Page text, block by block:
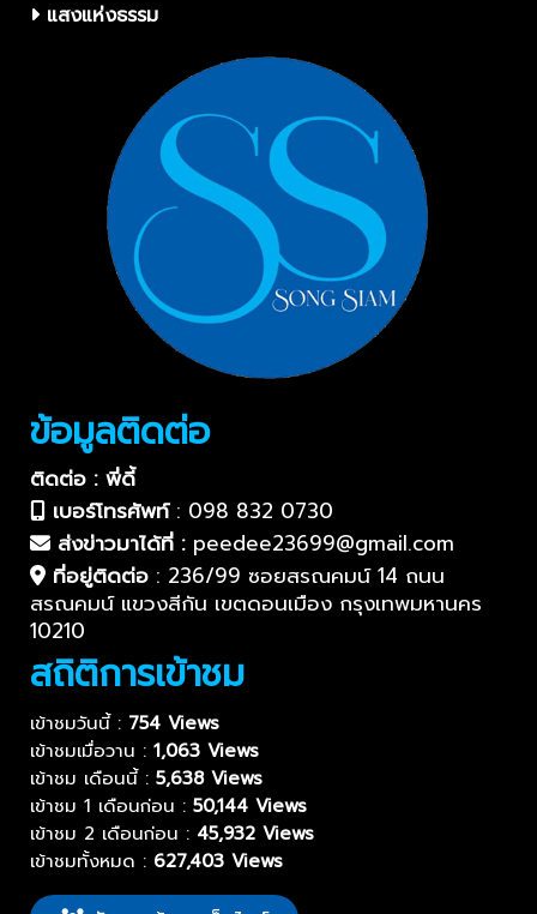
แสงแห่งธรรม
ข้อมูลติดต่อ
ติดต่อ : พี่ดี้
เบอร์โทรศัพท์: 098 832 0730
ส่งข่าวมาได้ที่ : peedee23699@gmail.com
ที่อยู่ติดต่อ : 236/99 ซอยสรณคมน์ 14 ถนน
สรณคมน์ แขวงสีกัน เขตดอนเมือง กรุงเทพมหานคร
10210
สถิติการเข้าชม
เข้าชมวันนี้ : 754 Views
เข้าชมเมื่อวาน : 1,063 Views
เข้าชม เดือนนี้ : 5,638 Views
เข้าชม 1 เดือนก่อน : 50,144 Views
เข้าชม 2 เดือนก่อน : 45,932 Views
เข้าชมทั้งหมด : 627,403 Views